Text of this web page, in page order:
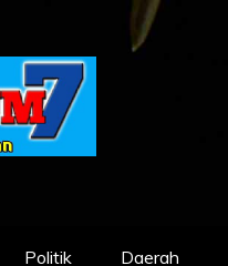
Politik Daerah